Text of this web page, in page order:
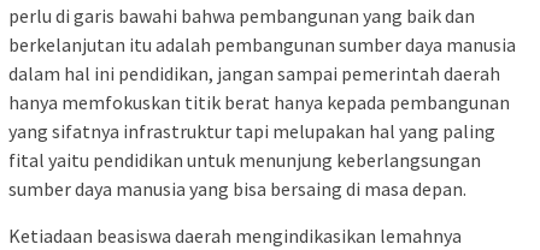
perlu di garis bawahi bahwa pembangunan yang baik dan
berkelanjutan itu adalah pembangunan sumber daya manusia
dalam hal ini pendidikan, jangan sampai pemerintah daerah
hanya memfokuskan titik berat hanya kepada pembangunan
yang sifatnya infrastruktur tapi melupakan hal yang paling
fital yaitu pendidikan untuk menunjung keberlangsungan
sumber daya manusia yang bisa bersaing di masa depan.
Ketiadaan beasiswa daerah mengindikasikan lemahnya